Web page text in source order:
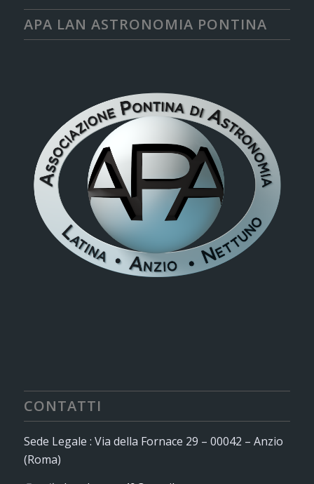
APA LAN ASTRONOMIA PONTINA
CONTATTI
Sede Legale : Via della Fornace 29 – 00042 – Anzio
(Roma)